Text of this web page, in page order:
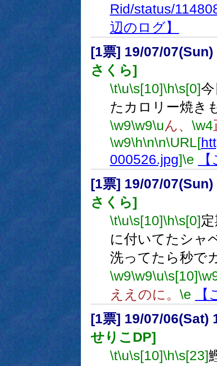
Rid/status/
辺のログ】
[1票] 19/07/
さくら]
\t\u\s[10]\h\s[0]
たカロリー焼き
\w9\w9\uん、 \w4
\w9\h\n\n\URL[
000526.jpg]\e
[1票] 19/07/
さくら]
\t\u\s[10]\h\s[0]
に付いてたシャ
洗ってたら秒で
\w9\w9\u\s[10]
ええのに。 \e
[1票] 19/07/06(Sat)
せりこDP]
\t\u\s[10]\h\s[23]